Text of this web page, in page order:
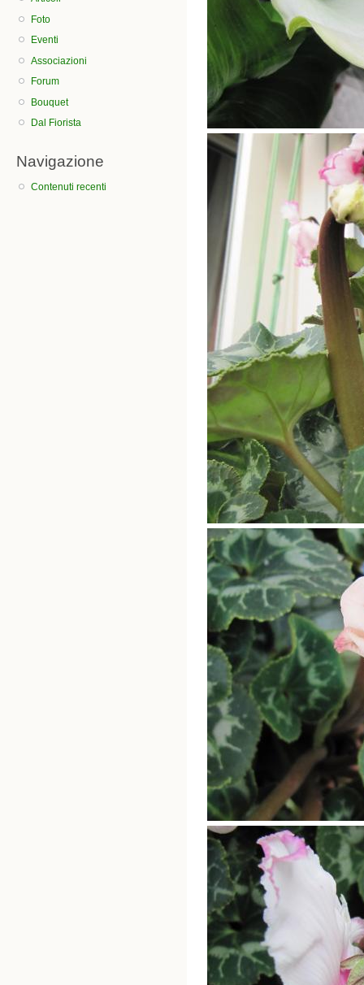
Foto
Eventi
Associazioni
Forum
Bouquet
Dal Fiorista
Navigazione
Contenuti recenti